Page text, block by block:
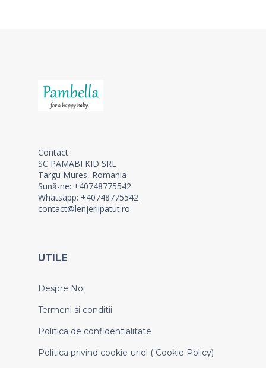
Contact:
SC PAMABI KID SRL
Targu Mures, Romania
Sună-ne: +40748775542
Whatsapp: +40748775542
contact@lenjeriipatut.ro
UTILE
Despre Noi
Termeni si conditii
Politica de confidentialitate
Politica privind cookie-uriel ( Cookie Policy)